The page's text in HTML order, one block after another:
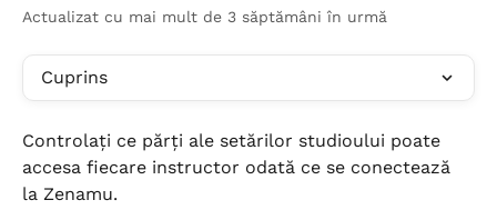
Actualizat cu mai mult de 3 săptămâni în urmă
Cuprins
Controlați ce părți ale setărilor studioului poate
accesa fiecare instructor odată ce se conectează
la Zenamu.